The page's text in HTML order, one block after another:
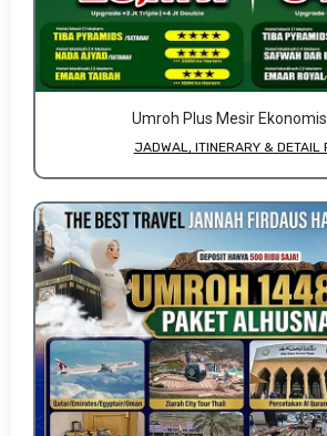
Umroh Plus Mesir
JADWAL, ITINERARY & DETAIL